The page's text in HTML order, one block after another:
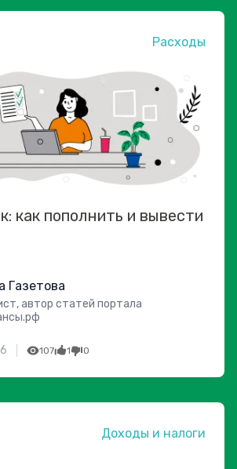
Расходы
как пополнить и вывести
Газетова
автор статей портала
107 1 0
Доходы и налоги